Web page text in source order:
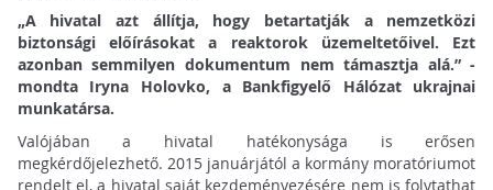
„A hivatal azt állítja, hogy betartatják a nemzetközi
biztonsági előírásokat a reaktorok üzemeltetőivel. Ezt
azonban semmilyen dokumentum nem támasztja alá.” -
mondta Iryna Holovko, a Bankfigyelő Hálózat ukrajnai
munkatársa.
Valójában a hivatal hatékonysága is erősen
megkérdőjelezhető. 2015 januárjától a kormány moratóriumot
rendelt el, a hivatal saját kezdeményezésére nem is folytathat